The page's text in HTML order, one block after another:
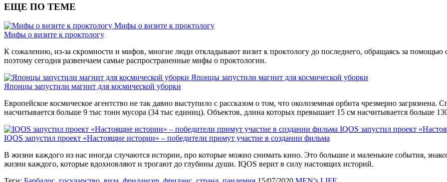
ЕЩЕ ПО ТЕМЕ
Мифы о визите к проктологу
Мифы о визите к проктологу
К сожалению, из-за скромности и мифов, многие люди откладывают визит к проктологу до последнего, обращаясь за
поэтому сегодня развенчаем самые распространенные мифы о проктологии.
Японцы запустили магнит для космической уборки
Японцы запустили магнит для космической уборки
Европейское космическое агентство не так давно выступило с рассказом о том, что околоземная орбита чрезмерно
насчитывается больше 9 тыс тонн мусора (34 тыс единиц). Объектов, длина которых превышает 15 см насчитывается больше
IQOS запустил проект
IQOS запустил проект «Настоящие истории» – победители примут участие в создании фильма
В жизни каждого из нас иногда случаются истории, про которые можно снимать кино. Это большие и маленькие события,
жизни каждого, которые вдохновляют и трогают до глубины души. IQOS верит в силу настоящих историй.